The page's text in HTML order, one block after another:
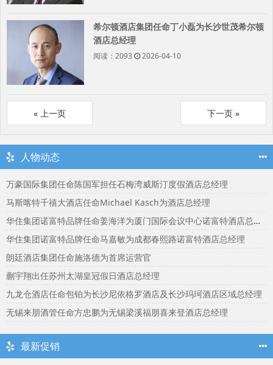
希尔顿酒店集团任命丁小磊为长沙世茂希尔顿
酒店总经理
阅读：2093 2026-04-10
« »
人物动态
万豪国际集团任命陈国军担任石梅湾威斯汀度假酒店总经理
马斯喀特千禧大酒店任命Michael Kasch为酒店总经理
华住集团诺富特品牌任命姜海洋为厦门国际会议中心诺富特酒店总经理
华住集团诺富特品牌任命马嘉敏为成都春熙路诺富特酒店总经理
朗廷酒店集团任命施洛德为首席运营官
蒯宇翔出任苏州太湖皇冠假日酒店总经理
九龙仓酒店任命包铂为长沙尼依格罗酒店及长沙玛珂酒店区域总经理
无锡来朋酒管任命方忠鹏为无锡梁溪福朋喜来登酒店总经理
最新促销